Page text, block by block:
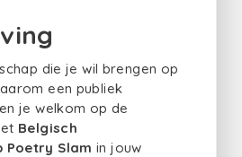
die je wil brengen op
een publiek
je welkom op de
Belgisch
Poetry Slam in jouw